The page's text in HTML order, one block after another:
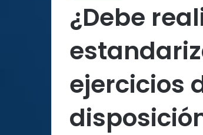
¿Debe
ejercicios